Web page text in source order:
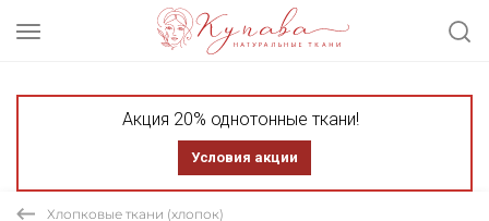
Акция 20% однотонные ткани!
Условия акции
Хлопковые ткани (хлопок)